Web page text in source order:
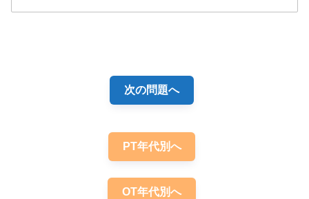
次の問題へ
PT年代別へ
OT年代別へ